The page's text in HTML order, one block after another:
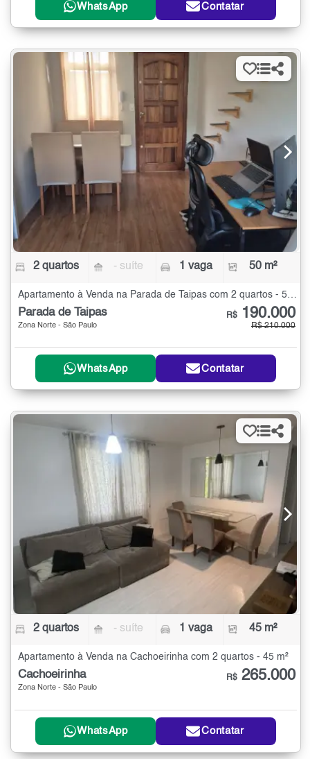
WhatsApp Contatar
2 quartos - suíte 1 vaga 50 m²
Apartamento à Venda na Parada de Taipas com 2 quartos - 50 m²
Parada de Taipas
Zona Norte - São Paulo
R$ 190.000
R$ 210.000
WhatsApp Contatar
2 quartos - suíte 1 vaga 45 m²
Apartamento à Venda na Cachoeirinha com 2 quartos - 45 m²
Cachoeirinha
Zona Norte - São Paulo
R$ 265.000
WhatsApp Contatar